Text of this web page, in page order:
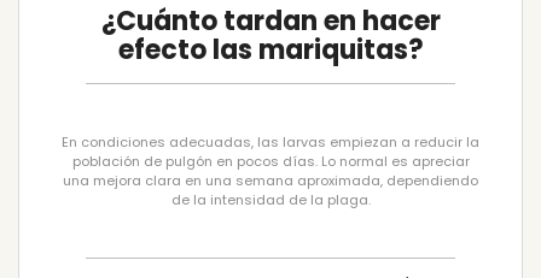
¿Cuánto tardan en hacer
efecto las mariquitas?
En condiciones adecuadas, las larvas empiezan a reducir la
población de pulgón en pocos días. Lo normal es apreciar
una mejora clara en una semana aproximada, dependiendo
de la intensidad de la plaga.